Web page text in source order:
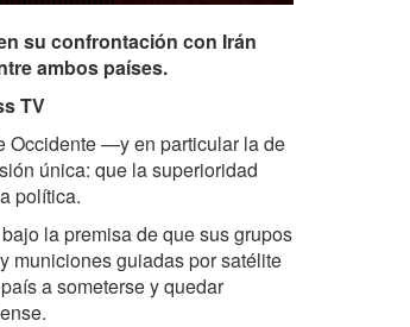
su confrontación con Irán
ambos países.
TV
Occidente —y en particular la de
única: que la superioridad
política.
la premisa de que sus grupos
municiones guiadas por satélite
a someterse y quedar